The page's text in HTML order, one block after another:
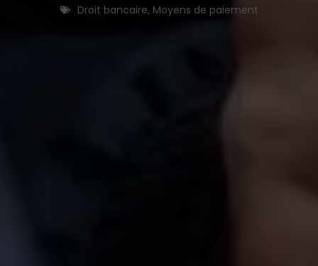
Droit bancaire, Moyens de paiement